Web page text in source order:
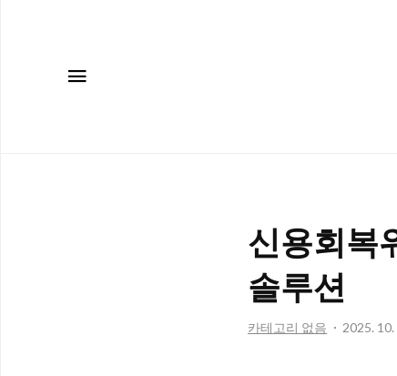
신용회복
솔루션
카테고리 없음 2025.